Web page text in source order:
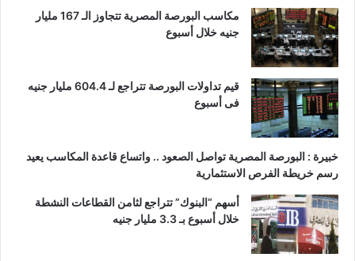
مكاسب البورصة المصرية تتجاوز الـ 167 مليار
جنيه خلال أسبوع
قيم تداولات البورصة تتراجع لـ 604.4 مليار جنيه
فى أسبوع
خبيرة : البورصة المصرية تواصل الصعود .. واتساع قاعدة المكاسب يعيد
رسم خريطة الفرص الاستثمارية
أسهم “البنوك” تتراجع لثامن القطاعات النشطة
خلال أسبوع بـ 3.3 مليار جنيه